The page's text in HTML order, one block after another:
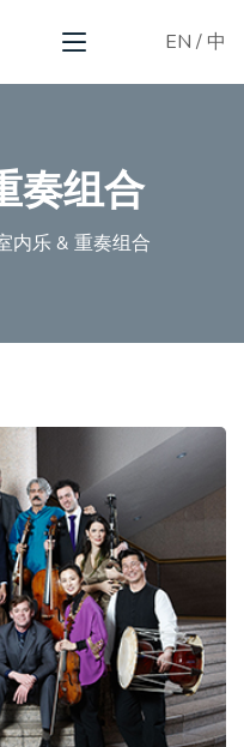
EN / 中
奏组合
内乐 & 重奏组合